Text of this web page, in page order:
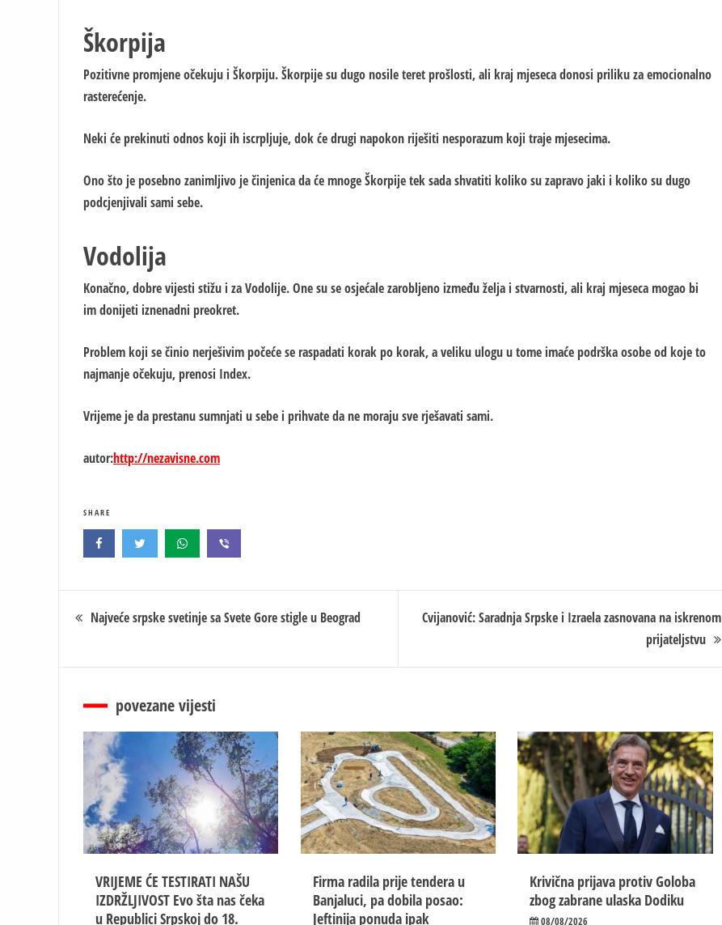
Škorpija
Pozitivne promjene očekuju i Škorpiju. Škorpije su dugo nosile teret prošlosti, ali kraj mjeseca donosi priliku za emocionalno
rasterećenje.
Neki će prekinuti odnos koji ih iscrpljuje, dok će drugi napokon riješiti nesporazum koji traje mjesecima.
Ono što je posebno zanimljivo je činjenica da će mnoge Škorpije tek sada shvatiti koliko su zapravo jaki i koliko su dugo
podcjenjivali sami sebe.
Vodolija
Konačno, dobre vijesti stižu i za Vodolije. One su se osjećale zarobljeno između želja i stvarnosti, ali kraj mjeseca mogao bi
im donijeti iznenadni preokret.
Problem koji se činio nerješivim počeće se raspadati korak po korak, a veliku ulogu u tome imaće podrška osobe od koje to
najmanje očekuju, prenosi Index.
Vrijeme je da prestanu sumnjati u sebe i prihvate da ne moraju sve rješavati sami.
autor:http://nezavisne.com
SHARE
Кретање
Najveće srpske svetinje sa Svete Gore stigle u Beograd
Cvijanović: Saradnja Srpske i Izraela zasnovana na iskrenom
prijateljstvu
povezane vijesti
VRIJEME ĆE TESTIRATI NAŠU
IZDRŽLJIVOST Evo šta nas čeka
u Republici Srpskoj do 18.
Firma radila prije tendera u
Banjaluci, pa dobila posao:
Jeftinija ponuda ipak
Krivična prijava protiv Goloba
zbog zabrane ulaska Dodiku
08/08/2026